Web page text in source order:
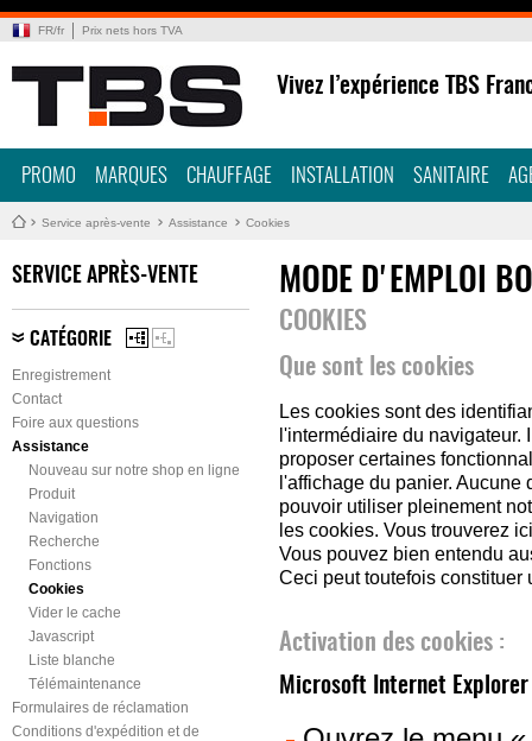
FR/fr Prix nets hors TVA
Vivez l’expérience TBS
PROMO MARQUES CHAUFFAGE INSTALLATION SANITAIRE
Service après-vente Assistance Cookies
SERVICE APRÈS-VENTE
CATÉGORIE
Enregistrement
Contact
Foire aux questions
Assistance
Nouveau sur notre shop en ligne
Produit
Navigation
Recherche
Fonctions
Cookies
Vider le cache
Javascript
Liste blanche
Télémaintenance
Formulaires de réclamation
Conditions d'expédition et de
MODE D'EMPLOI
COOKIES
Que sont les cookies
Les cookies sont des
l'intermédiaire du navigateur.
proposer certaines
l'affichage du panier.
pouvoir utiliser pleinement
les cookies. Vous trouverez
Vous pouvez bien entendu
Ceci peut toutefois constituer
Activation des cookies :
Microsoft Internet Explorer